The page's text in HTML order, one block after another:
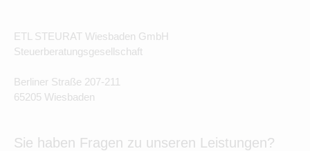
ETL STEURAT Wiesbaden GmbH
Steuerberatungsgesellschaft
Berliner Straße 207-211
65205 Wiesbaden
Sie haben Fragen zu unseren Leistungen?